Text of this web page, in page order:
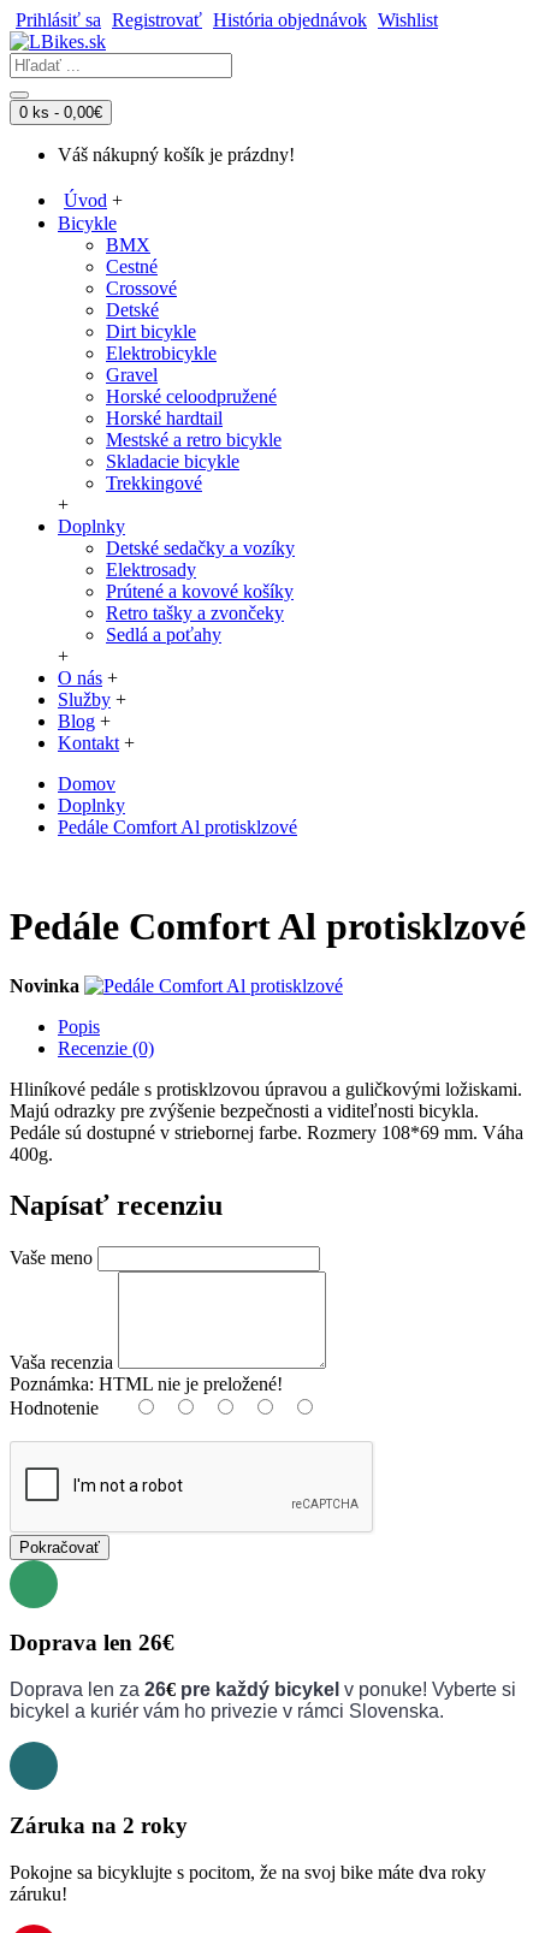
Prihlásiť sa Registrovať História objednávok Wishlist
0 ks - 0,00€
Váš nákupný košík je prázdny!
Úvod +
Bicykle
BMX
Cestné
Crossové
Detské
Dirt bicykle
Elektrobicykle
Gravel
Horské celoodpružené
Horské hardtail
Mestské a retro bicykle
Skladacie bicykle
Trekkingové
+
Doplnky
Detské sedačky a vozíky
Elektrosady
Prútené a kovové košíky
Retro tašky a zvončeky
Sedlá a poťahy
+
O nás +
Služby +
Blog +
Kontakt +
Domov
Doplnky
Pedále Comfort Al protisklzové
Pedále Comfort Al protisklzové
Novinka
Popis
Recenzie (0)
Hliníkové pedále s protisklzovou úpravou a guličkovými ložiskami.
Majú odrazky pre zvýšenie bezpečnosti a viditeľnosti bicykla.
Pedále sú dostupné v striebornej farbe. Rozmery 108*69 mm. Váha
400g.
Napísať recenziu
Vaše meno
Vaša recenzia
Poznámka: HTML nie je preložené!
Hodnotenie
Pokračovať
Doprava len 26€
Doprava len za 26€ pre každý bicykel v ponuke! Vyberte si
bicykel a kuriér vám ho privezie v rámci Slovenska.
Záruka na 2 roky
Pokojne sa bicyklujte s pocitom, že na svoj bike máte dva roky
záruku!